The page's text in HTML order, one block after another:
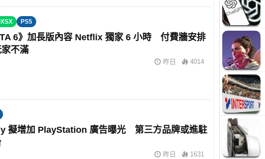
PS5
6》加長版內容 Netflix 獨家 6 小時 付費牆安排
不滿
昨日 4014
擬增加 PlayStation 廣告曝光 第三方品牌或進駐
昨日 1631